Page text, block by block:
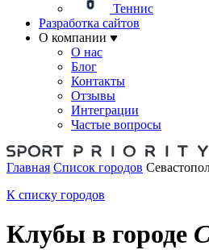
Теннис
Разработка сайтов
О компании
О нас
Блог
Контакты
Отзывы
Интеграции
Частые вопросы
Главная Список городов
К списку городов
Клубы в городе